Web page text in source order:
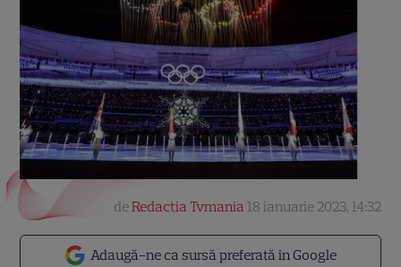
Adaugă-ne ca sursă preferată în Google
deRedactia Tvmania 18 ianuarie 2023, 14:32